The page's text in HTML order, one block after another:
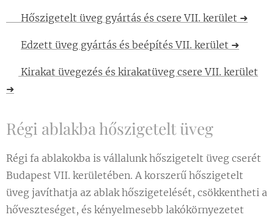
🔹 Hőszigetelt üveg gyártás és csere VII. kerület ➜
Edzett üveg gyártás és beépítés VII. kerület ➜
Kirakat üvegezés és kirakatüveg csere VII. kerület
➜
Régi ablakba hőszigetelt üveg
Régi fa ablakokba is vállalunk hőszigetelt üveg cserét
Budapest VII. kerületében. A korszerű hőszigetelt
üveg javíthatja az ablak hőszigetelését, csökkentheti a
hőveszteséget, és kényelmesebb lakókörnyezetet